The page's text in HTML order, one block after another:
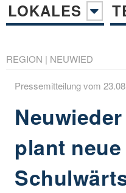
LOKALES
REGION | NEUWIED
Pressemitteilung vom
plant